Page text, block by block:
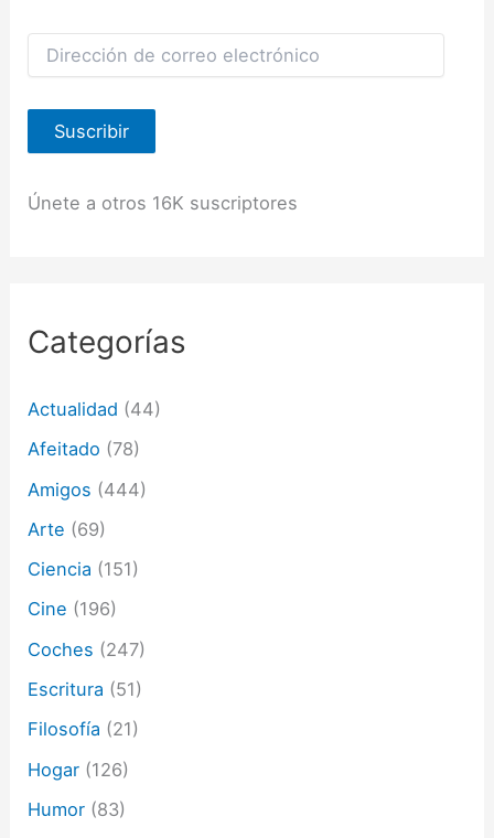
e
c
ó
r
r
e
e
c
r
n
c
Suscribir
Únete a otros 16K suscriptores
Categorías
Actualidad (44)
Afeitado (78)
Amigos (444)
Arte (69)
Ciencia (151)
Cine (196)
Coches (247)
Escritura (51)
Filosofía (21)
Hogar (126)
Humor (83)